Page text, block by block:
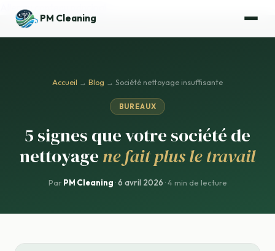
Aller au contenu principal
PM Cleaning
Accueil → Blog → Société nettoyage insuffisante
BUREAUX
5 signes que votre société de
nettoyage ne fait plus le travail
Par PM Cleaning ·6 avril 2026 · 4 min de lecture